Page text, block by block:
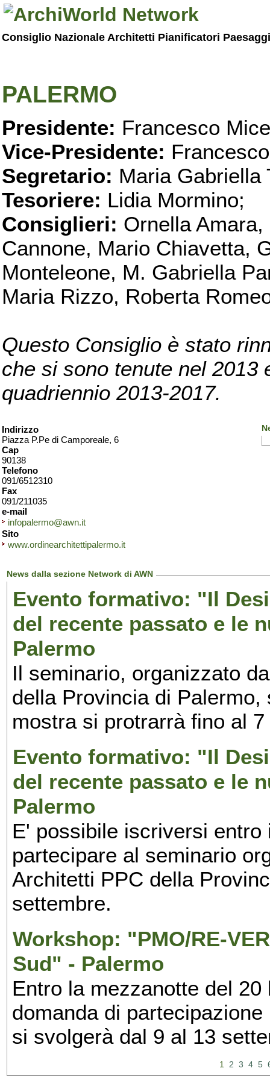
Consiglio Nazionale Architetti Pianificatori
PALERMO
Presidente: Francesco
Vice-Presidente:
Segretario: Maria Gabriella
Tesoriere: Lidia Mormino;
Consiglieri: Ornella
Cannone, Mario Chiavetta,
Monteleone, M. Gabriella
Maria Rizzo, Roberta
Questo Consiglio è stato
che si sono tenute nel 2013
quadriennio 2013-2017.
Indirizzo
Piazza P.Pe di Camporeale, 6
Cap
90138
Telefono
091/6512310
Fax
091/211035
e-mail
infopalermo@awn.it
Sito
www.ordinearchitettipalermo.it
News dalla sezione Network di AWN
Evento formativo: "Il
del recente passato e le
Palermo
Il seminario, organizzato
della Provincia di
mostra si protrarrà fino al
Evento formativo: "Il
del recente passato e le
Palermo
E' possibile iscriversi
partecipare al seminario
Architetti PPC della
settembre.
Workshop: "PMO/RE-
Sud" - Palermo
Entro la mezzanotte del
domanda di
si svolgerà dal 9 al 13
1 2 3 4 5